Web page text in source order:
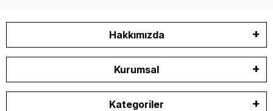
Hakkımızda
Kurumsal
Kategoriler